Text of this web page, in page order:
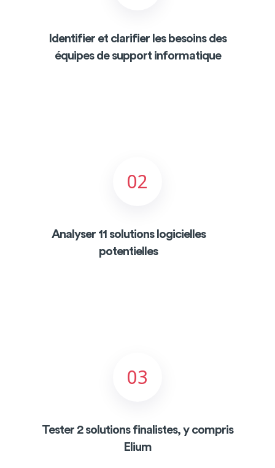
Identifier et clarifier les besoins des
équipes de support informatique
02
Analyser 11 solutions logicielles
potentielles
03
Tester 2 solutions finalistes, y compris
Elium